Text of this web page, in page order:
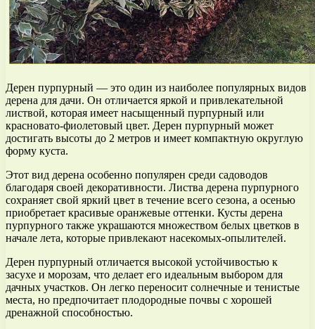
Дерен пурпурный — это один из наиболее популярных видов
дерена для дачи. Он отличается яркой и привлекательной
листвой, которая имеет насыщенный пурпурный или
красновато-фиолетовый цвет. Дерен пурпурный может
достигать высоты до 2 метров и имеет компактную округлую
форму куста.
Этот вид дерена особенно популярен среди садоводов
благодаря своей декоративности. Листва дерена пурпурного
сохраняет свой яркий цвет в течение всего сезона, а осенью
приобретает красивые оранжевые оттенки. Кусты дерена
пурпурного также украшаются множеством белых цветков в
начале лета, которые привлекают насекомых-опылителей.
Дерен пурпурный отличается высокой устойчивостью к
засухе и морозам, что делает его идеальным выбором для
дачных участков. Он легко переносит солнечные и тенистые
места, но предпочитает плодородные почвы с хорошей
дренажной способностью.